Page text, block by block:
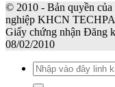
© 2010 - Bản quyền
nghiệp KHCN
Giấy chứng nhận Đăng
08/02/2010
Tìm
kiếm: